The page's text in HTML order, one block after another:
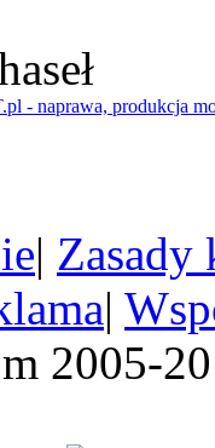
| Zasady
|
2005-